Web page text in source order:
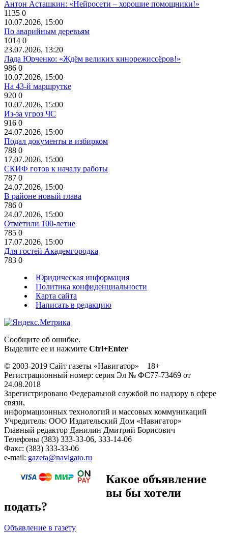
Антон Асташкин: «Нейросети – хорошие помощники!»
1135 0
10.07.2026, 15:00
По аварийным деревьям
1014 0
23.07.2026, 13:20
Лада Юрченко: «Ждём великих кинорежиссёров!»
986 0
10.07.2026, 15:00
На 43-й маршрутке
920 0
10.07.2026, 15:00
Из-за угроз ЧС
916 0
24.07.2026, 15:00
Подал документы в избирком
788 0
17.07.2026, 15:00
СКИФ готов к началу работы
787 0
24.07.2026, 15:00
В районе новый глава
786 0
24.07.2026, 15:00
Отметили 100-летие
785 0
17.07.2026, 15:00
Для гостей Академгородка
783 0
Юридическая информация
Политика конфиденциальности
Карта сайта
Написать в редакцию
Сообщите об ошибке.
Выделите ее и нажмите Ctrl+Enter
© 2003-2019 Сайт газеты «Навигатор» 18+
Регистрационный номер: серия Эл № ФС77-73469 от
24.08.2018
Зарегистрировано Федеральной службой по надзору в сфере
связи,
информационных технологий и массовых коммуникаций
Учредитель: ООО Издательский Дом «Навигатор»
Главный редактор Данилин Дмитрий Борисович
Телефоны (383) 333-33-06, 333-14-06
Факс: (383) 333-33-06
e-mail: gazeta@navigato.ru
Какое объявление
вы бы хотели
подать?
Объявление в газету